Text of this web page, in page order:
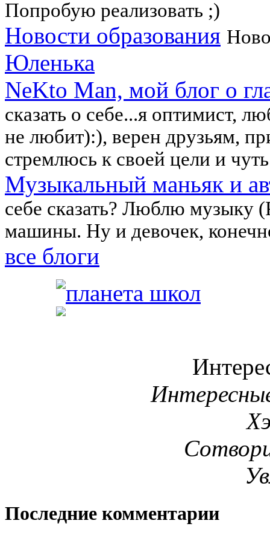
Попробую реализовать ;)
Новости образования
Юленька
NeKto Man, мой блог о
сказать о себе...я оптимист,
не любит):), верен друзьям,
стремлюсь к своей цели и
Музыкальный маньяк и
себе сказать? Люблю музыку
машины. Ну и девочек,
все блоги
Последние комментарии